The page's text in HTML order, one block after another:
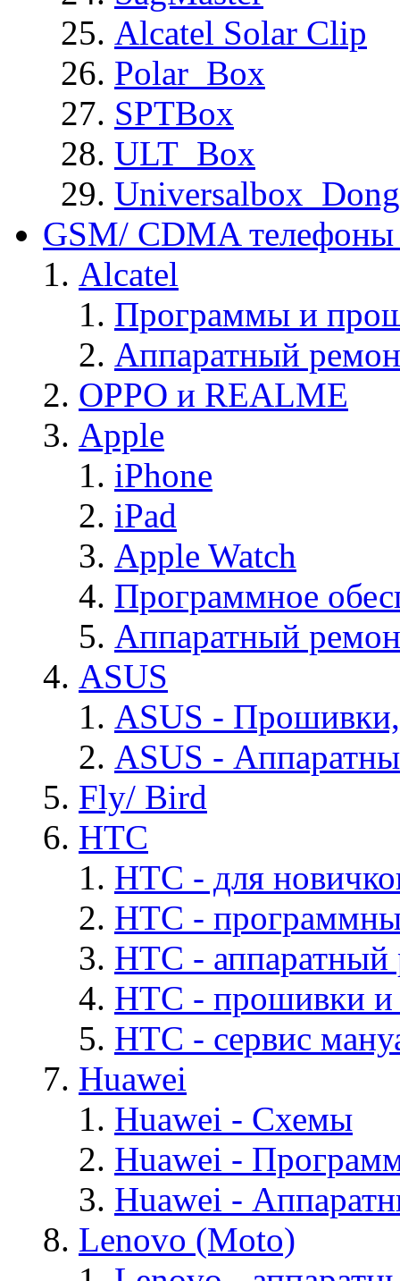
Alcatel Solar Clip
Polar_Box
SPTBox
ULT_Box
GSM/ CDMA
Alcatel
Программы и
Аппаратный
OPPO и REALME
Apple
iPhone
iPad
Apple Watch
Программное
Аппаратный
ASUS
ASUS -
ASUS -
Fly/ Bird
HTC
HTC - для
HTC -
HTC - аппаратный
HTC - прошивки
HTC - cервис
Huawei
Huawei - Cхемы
Huawei -
Huawei -
Lenovo (Moto)